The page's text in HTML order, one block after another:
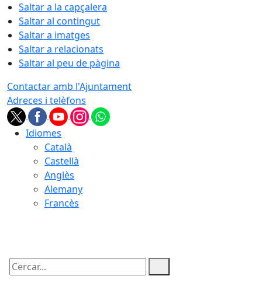
Saltar a la capçalera
Saltar al contingut
Saltar a imatges
Saltar a relacionats
Saltar al peu de pàgina
Contactar amb l'Ajuntament
Adreces i telèfons
Idiomes
Català
Castellà
Anglès
Alemany
Francès
Cercar: